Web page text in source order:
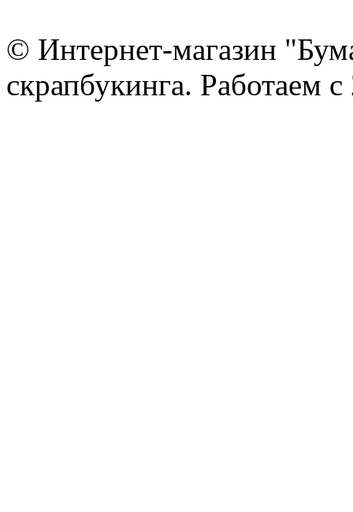
© Интернет-магазин
скрапбукинга. Работаем с